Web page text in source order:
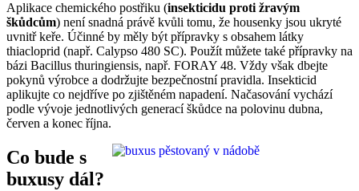
Aplikace chemického postřiku (insekticidu proti žravým
škůdcům) není snadná právě kvůli tomu, že housenky jsou ukryté
uvnitř keře. Účinné by měly být přípravky s obsahem látky
thiacloprid (např. Calypso 480 SC). Použít můžete také přípravky na
bázi Bacillus thuringiensis, např. FORAY 48. Vždy však dbejte
pokynů výrobce a dodržujte bezpečnostní pravidla. Insekticid
aplikujte co nejdříve po zjištěném napadení. Načasování vychází
podle vývoje jednotlivých generací škůdce na polovinu dubna,
červen a konec října.
Co bude s
buxusy dál?